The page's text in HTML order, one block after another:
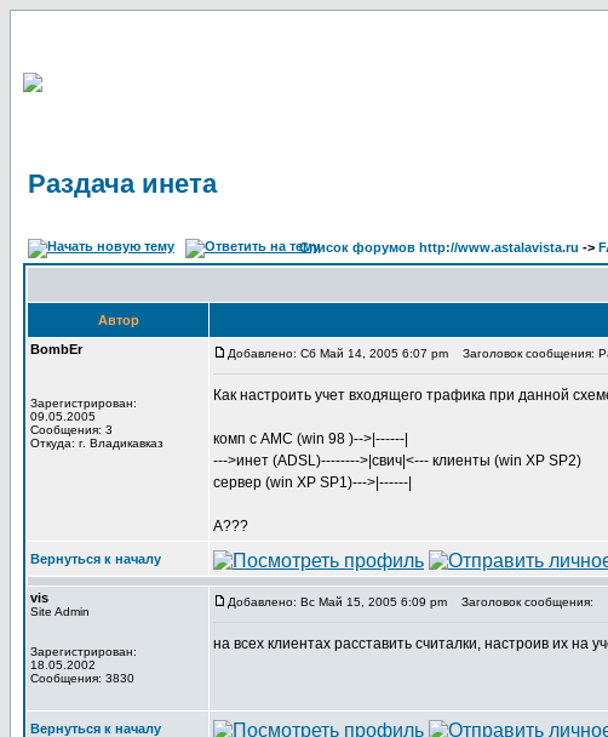
Раздача инета
Список форумов http://www.astalavista.ru ->
Автор
BombEr
Зарегистрирован:
09.05.2005
Сообщения: 3
Откуда: г. Владикавказ
Добавлено: Сб Май 14, 2005 6:07 pm Заголовок сообщения:
Как настроить учет входящего трафика при данной
комп с AMC (win 98 )-->|------|
--->инет (ADSL)-------->|свич|<--- клиенты (win XP SP2)
сервер (win XP SP1)--->|------|
А???
Вернуться к началу
vis
Site Admin
Зарегистрирован:
18.05.2002
Сообщения: 3830
Добавлено: Вс Май 15, 2005 6:09 pm Заголовок сообщения:
на всех клиентах расставить считалки, настроив их на
Вернуться к началу